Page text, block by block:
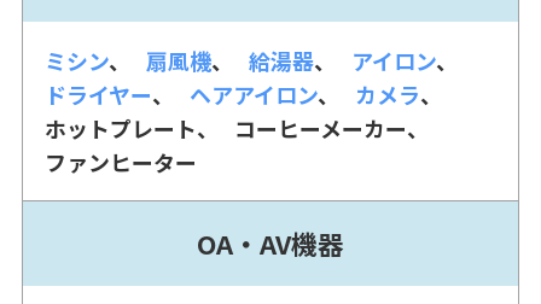
ミシン 扇風機 給湯器
アイロン
ドライヤー
ヘアアイロン
カメラ
ホットプレート
コーヒーメーカー
ファンヒーター
OA・AV機器